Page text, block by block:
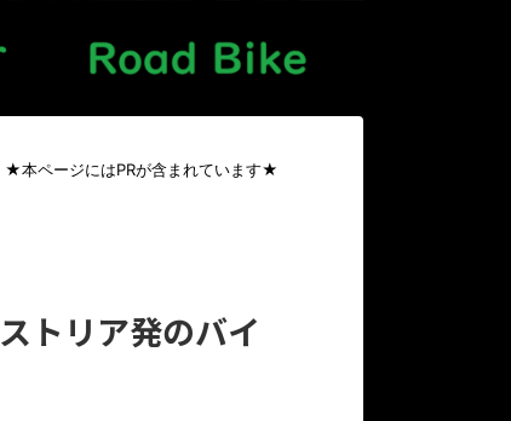
★本ページにはPRが含まれています★
トリア発のバイ